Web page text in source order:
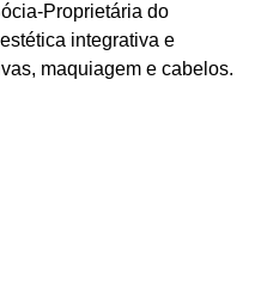
Proprietária do
integrativa e
maquiagem e cabelos.